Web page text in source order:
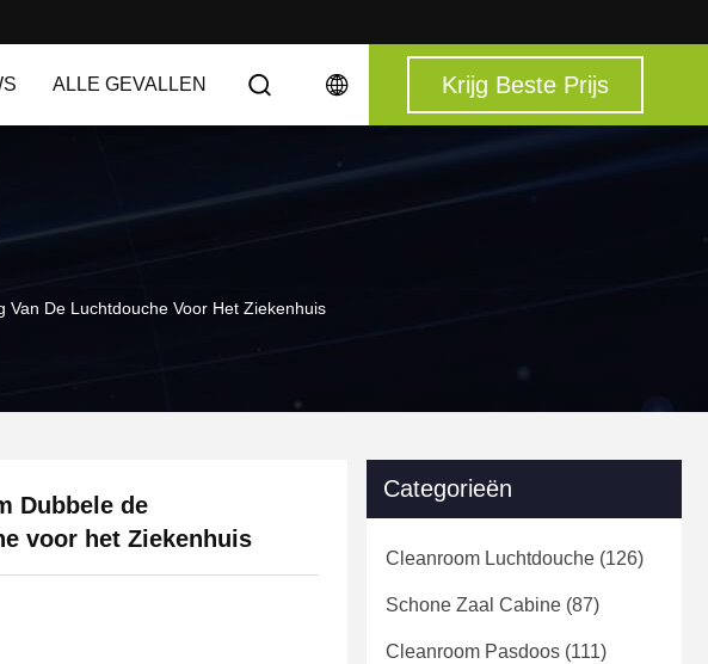
ALLE GEVALLEN Krijg Beste Prijs
De Luchtdouche Voor Het Ziekenhuis
Dubbele de
voor het Ziekenhuis
Categorieën
Cleanroom Luchtdouche (126)
Schone Zaal Cabine (87)
Cleanroom Pasdoos (111)